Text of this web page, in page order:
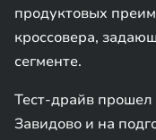
продуктовых
кроссовера,
сегменте.
Тест-драйв прошел
Завидово и на